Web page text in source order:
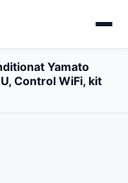
Yamato
Control WiFi, kit